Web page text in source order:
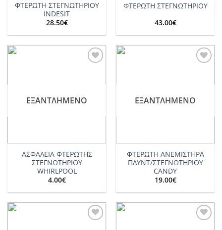
ΦΤΕΡΩΤΗ ΣΤΕΓΝΩΤΗΡΙΟΥ
INDESIT
28.50€
ΦΤΕΡΩΤΗ ΣΤΕΓΝΩΤΗΡΙΟΥ
43.00€
ΕΞΑΝΤΛΗΜΈΝΟ
ΑΣΦΑΛΕΙΑ ΦΤΕΡΩΤΗΣ
ΣΤΕΓΝΩΤΗΡΙΟΥ
WHIRLPOOL
4.00€
ΕΞΑΝΤΛΗΜΈΝΟ
ΦΤΕΡΩΤΗ ΑΝΕΜΙΣΤΗΡΑ
ΠΛΥΝΤ/ΣΤΕΓΝΩΤΗΡΙΟΥ
CANDY
19.00€